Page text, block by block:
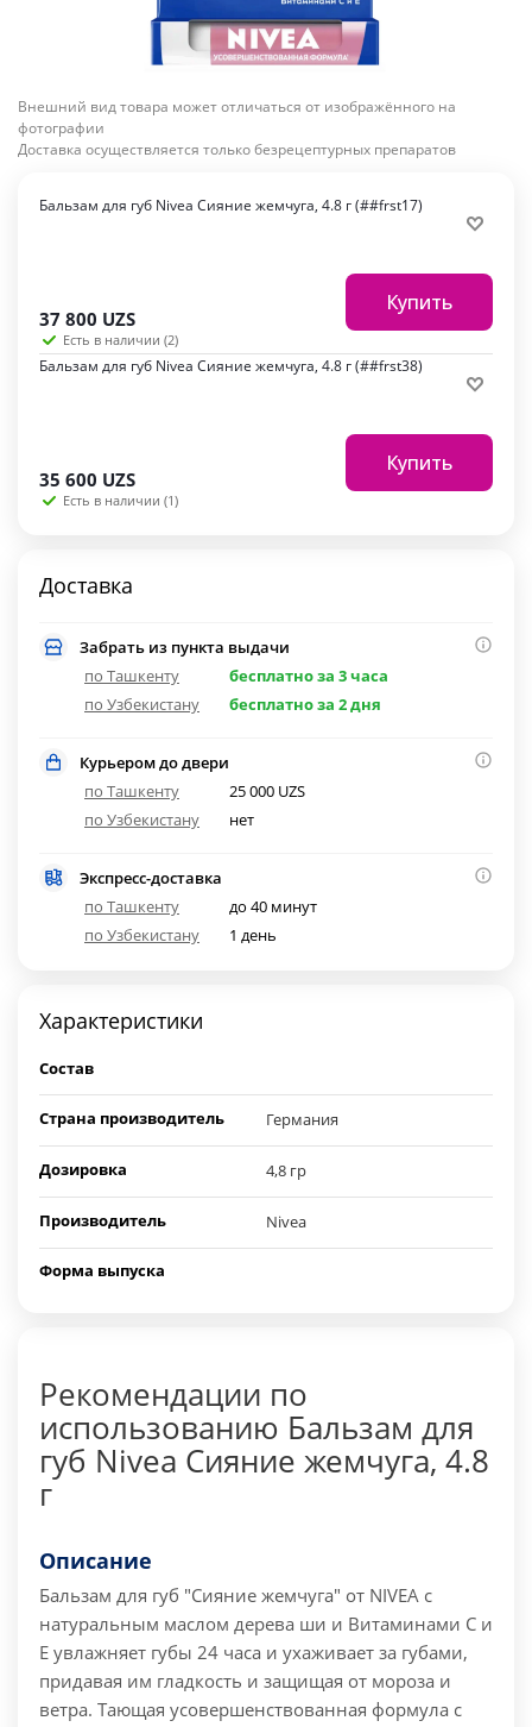
Внешний вид товара может отличаться от изображённого на
фотографии
Доставка осуществляется только безрецептурных препаратов
Бальзам для губ Nivea Сияние жемчуга, 4.8 г (##frst17)
37 800 UZS
Есть в наличии (2)
Купить
Бальзам для губ Nivea Сияние жемчуга, 4.8 г (##frst38)
35 600 UZS
Есть в наличии (1)
Купить
Доставка
Забрать из пункта выдачи
по Ташкенту
бесплатно за 3 часа
по Узбекистану
бесплатно за 2 дня
Курьером до двери
по Ташкенту
25 000 UZS
по Узбекистану
нет
Экспресс-доставка
по Ташкенту
до 40 минут
по Узбекистану
1 день
Характеристики
Состав
Страна производитель Германия
Дозировка 4,8 гр
Производитель Nivea
Форма выпуска
Рекомендации по
использованию Бальзам для
губ Nivea Сияние жемчуга, 4.8
г
Описание
Бальзам для губ "Сияние жемчуга" от NIVEA с
натуральным маслом дерева ши и Витаминами С и
Е увлажняет губы 24 часа и ухаживает за губами,
придавая им гладкость и защищая от мороза и
ветра. Тающая усовершенствованная формула с